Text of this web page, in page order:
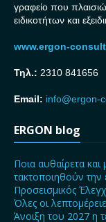
γραφείο που
ειδικοτήτων και
www.ergon-
Τηλ.: 2310 841656
Email: info@ergon-
ERGON blog
Ποια αυθαίρετα
τακτοποιηθούν την
Προσεισμικός
Όλες οι
Άνοιξη του 2027 η